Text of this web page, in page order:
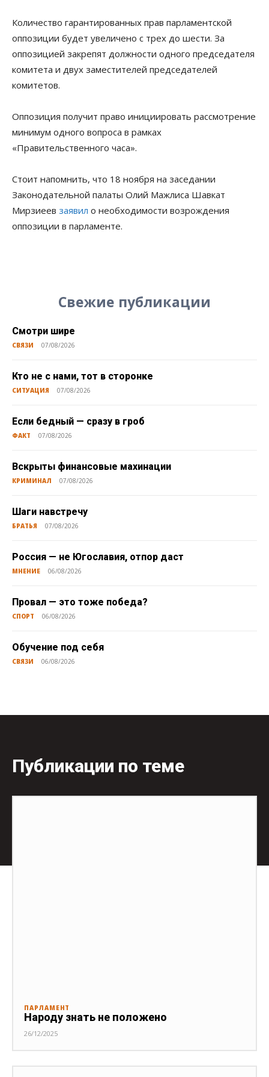
Количество гарантированных прав парламентской
оппозиции будет увеличено с трех до шести. За
оппозицией закрепят должности одного председателя
комитета и двух заместителей председателей
комитетов.
Оппозиция получит право инициировать рассмотрение
минимум одного вопроса в рамках
«Правительственного часа».
Стоит напомнить, что 18 ноября на заседании
Законодательной палаты Олий Мажлиса Шавкат
Мирзиеев заявил о необходимости возрождения
оппозиции в парламенте.
Свежие публикации
Смотри шире
СВЯЗИ 07/08/2026
Кто не с нами, тот в сторонке
СИТУАЦИЯ 07/08/2026
Если бедный — сразу в гроб
ФАКТ 07/08/2026
Вскрыты финансовые махинации
КРИМИНАЛ 07/08/2026
Шаги навстречу
БРАТЬЯ 07/08/2026
Россия — не Югославия, отпор даст
МНЕНИЕ 06/08/2026
Провал — это тоже победа?
СПОРТ 06/08/2026
Обучение под себя
СВЯЗИ 06/08/2026
Публикации по теме
ПАРЛАМЕНТ
Народу знать не положено
26/12/2025